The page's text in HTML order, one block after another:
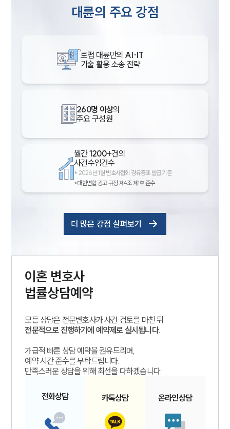
대륜의 주요 강점
로펌 대륜만의 AI·IT
기술 활용 소송 전략
260명 이상의
주요 구성원
월간1200+건의
사건수임건수
* 2026년 1월 변호사협회 경유증표 발급 기준
*대한변협 광고 규정 제4조 제1호 준수
더 많은 강점 살펴보기
이혼 변호사
법률상담예약
모든 상담은 전문변호사가 사건 검토를 마친 뒤
전문적으로 진행하기에 예약제로 실시됩니다.
가급적 빠른 상담 예약을 권유드리며,
예약 시간 준수를 부탁드립니다.
만족스러운 상담을 위해 최선을 다하겠습니다.
전화상담 카톡상담 온라인상담